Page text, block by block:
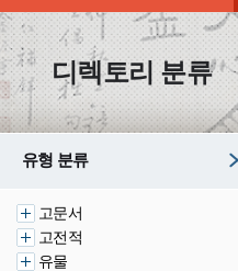
디렉토리 분류
유형 분류
고문서
고전적
유물